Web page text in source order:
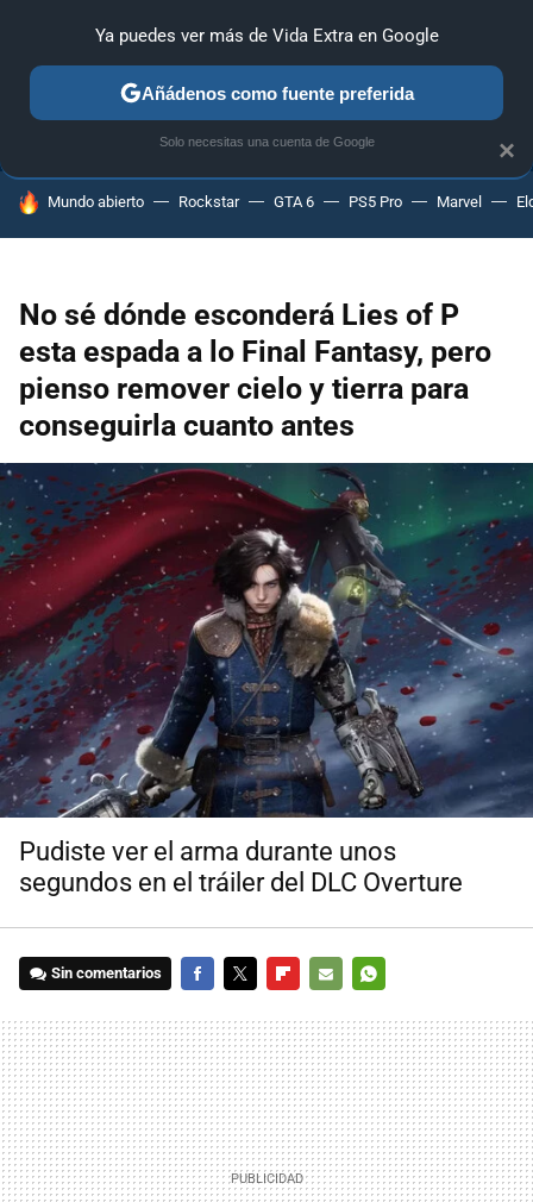
ANÁLISIS GUÍAS Y TRUCOS PC SONY NINTENDO
HOY SE HABLA DE
Mundo abierto Rockstar GTA 6 PS5 Pro Marvel
No sé dónde esconderá Lies of P
esta espada a lo Final Fantasy, pero
pienso remover cielo y tierra para
conseguirla cuanto antes
Pudiste ver el arma durante unos
segundos en el tráiler del DLC Overture
Sin comentarios
MAIL
×
Ya puedes ver más de Vida Extra en Google
Añádenos como fuente preferida
Solo necesitas una cuenta de Google